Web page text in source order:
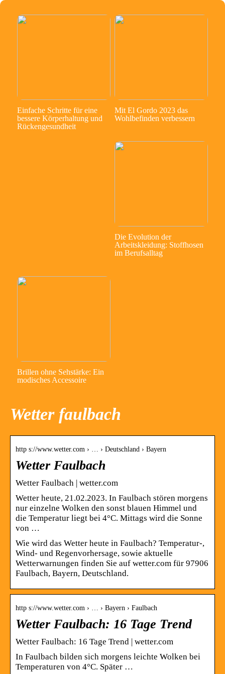
Einfache Schritte für eine
bessere Körperhaltung und
Rückengesundheit
Mit El Gordo 2023 das
Wohlbefinden verbessern
Die Evolution der
Arbeitskleidung: Stoffhosen
im Berufsalltag
Brillen ohne Sehstärke: Ein
modisches Accessoire
Wetter faulbach
http s://www.wetter.com › … › Deutschland › Bayern
Wetter Faulbach
Wetter Faulbach | wetter.com
Wetter heute, 21.02.2023. In Faulbach stören morgens
nur einzelne Wolken den sonst blauen Himmel und
die Temperatur liegt bei 4°C. Mittags wird die Sonne
von …
Wie wird das Wetter heute in Faulbach? Temperatur-,
Wind- und Regenvorhersage, sowie aktuelle
Wetterwarnungen finden Sie auf wetter.com für 97906
Faulbach, Bayern, Deutschland.
http s://www.wetter.com › … › Bayern › Faulbach
Wetter Faulbach: 16 Tage Trend
Wetter Faulbach: 16 Tage Trend | wetter.com
In Faulbach bilden sich morgens leichte Wolken bei
Temperaturen von 4°C. Später …